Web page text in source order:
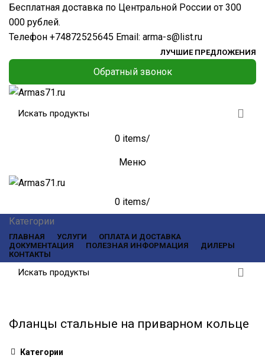
Бесплатная доставка по Центральной России от 300
000 рублей.
Телефон +74872525645 Email: arma-s@list.ru
ЛУЧШИЕ ПРЕДЛОЖЕНИЯ
Обратный звонок
0 items/
Меню
0 items/
Категории
ГЛАВНАЯ УСЛУГИ
ОПЛАТА И ДОСТАВКА
ДОКУМЕНТАЦИЯ
ПОЛЕЗНАЯ ИНФОРМАЦИЯ
ДИЛЕРЫ
КОНТАКТЫ
Фланцы стальные на приварном кольце
Категории